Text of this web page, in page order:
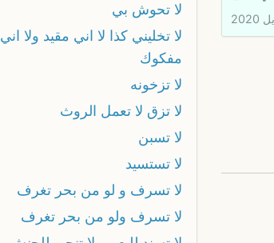
لا تحوش بي
لا تخليني كذا لا اني مقيد ولا اني
مفكوك
لا تزخونه
لا تزق لا تعمل الروث
لا تسبن
لا تستسيد
لا تسرف و لو من بحر تغرف
لا تسرف ولو من بحر تغرف